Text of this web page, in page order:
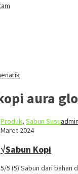
aura
Produk, Sabun Susuadmin
Maret 2024
√Sabun Kopi
5/5 (5) Sabun dari bahan